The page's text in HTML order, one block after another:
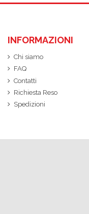
INFORMAZIONI
Chi siamo
FAQ
Contatti
Richiesta Reso
Spedizioni